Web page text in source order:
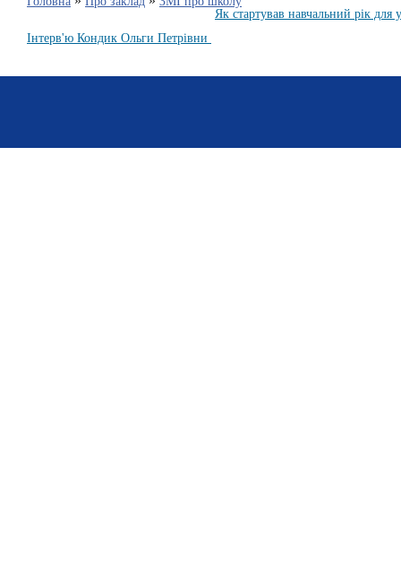
Як стартував навчальний рік для
Інтерв'ю Кондик Ольги Петрівни